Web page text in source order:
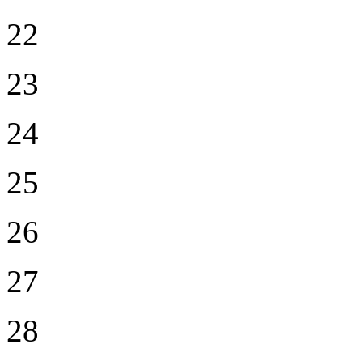
22
23
24
25
26
27
28